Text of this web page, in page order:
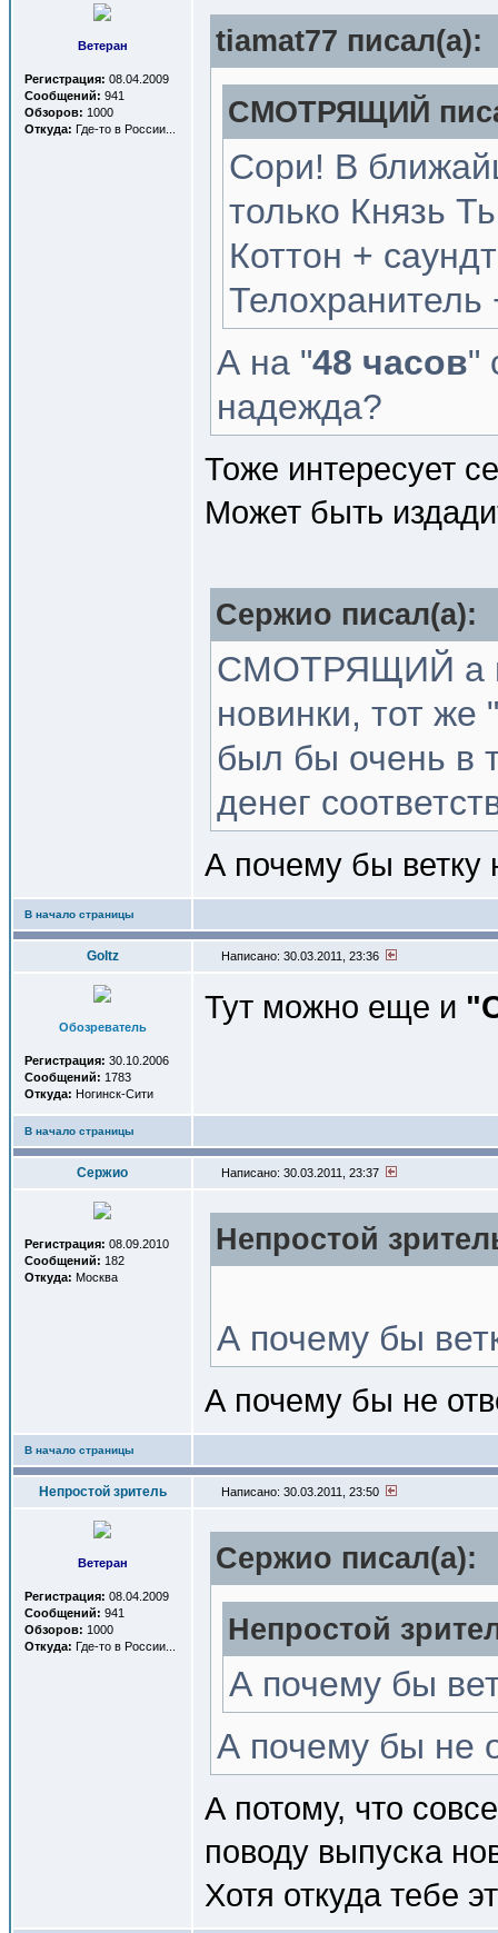
Ветеран
Регистрация: 08.04.2009
Сообщений: 941
Обзоров: 1000
Откуда: Где-то в России...
tiamat77 писал(a):
СМОТРЯЩИЙ
Сори! В
только Князь
Коттон +
Телохранитель
А на "48 часов"
надежда?
Тоже интересует
Может быть
Сержио писал(a):
СМОТРЯЩИЙ а
новинки, тот
был бы очень в
денег
А почему бы ветку
В начало страницы
Goltz Написано: 30.03.2011, 23:36
Обозреватель
Регистрация: 30.10.2006
Сообщений: 1783
Откуда: Ногинск-Сити
Тут можно еще и
В начало страницы
Сержио Написано: 30.03.2011, 23:37
Регистрация: 08.09.2010
Сообщений: 182
Откуда: Москва
Непростой
А почему бы
А почему бы не
В начало страницы
Непростой зритель Написано: 30.03.2011, 23:50
Ветеран
Регистрация: 08.04.2009
Сообщений: 941
Обзоров: 1000
Откуда: Где-то в России...
Сержио писал(a):
Непростой
А почему бы
А почему бы не
А потому, что
поводу выпуска
Хотя откуда тебе